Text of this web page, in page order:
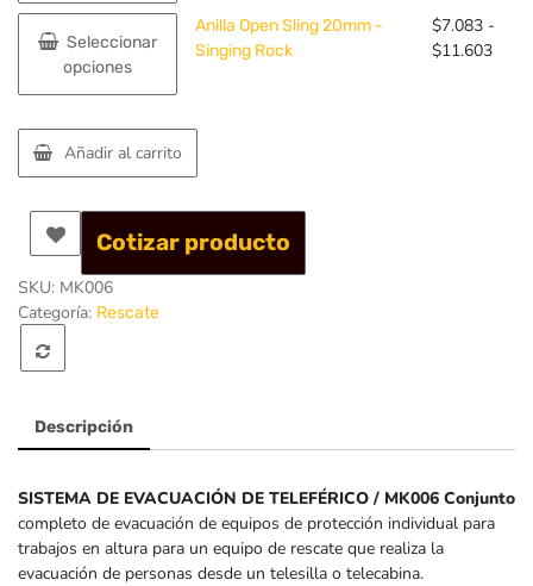
la
página
producto
se
pueden
elegir
página
de
múltiples
variantes.
Las
pueden
elegir
en
la
página
de
producto
Seleccionar
opciones
Este
producto
múltiples
variantes.
Las
opciones
elegir
en
Anilla Open Sling 20mm -
Singing Rock
$7.083 -
$11.603
Añadir al carrito
Cotizar producto
SKU: MK006
Categoría: Rescate
Descripción
SISTEMA DE EVACUACIÓN DE TELEFÉRICO / MK006 Conjunto
completo de evacuación de equipos de protección individual para
trabajos en altura para un equipo de rescate que realiza la
evacuación de personas desde un telesilla o telecabina.